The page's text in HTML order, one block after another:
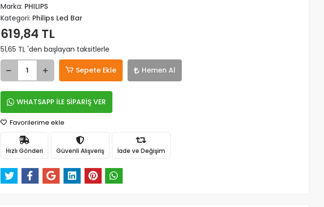
Marka: PHILIPS
Kategori: Philips Led Bar
619,84 TL
51,65 TL 'den başlayan taksitlerle
Sepete Ekle Hemen Al
WHATSAPP İLE SİPARİŞ VER
Favorilerime ekle
Hızlı Gönderi Güvenli Alışveriş İade ve Değişim